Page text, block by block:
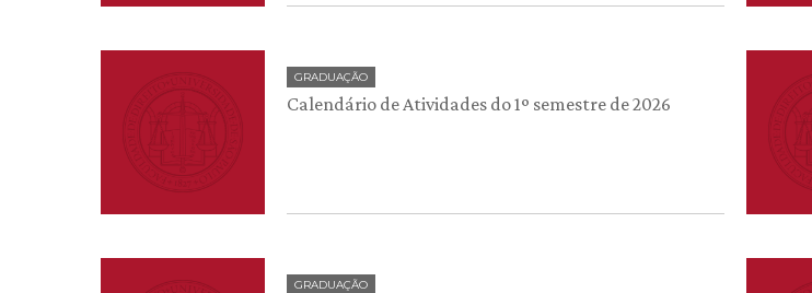
GRADUAÇÃO
Calendário de Atividades do 1º semestre de 2026
GRADUAÇÃO